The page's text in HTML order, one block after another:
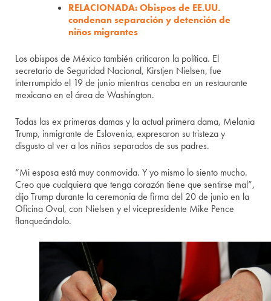
RELACIONADA: Obispos de EE.UU.
condenan separación y detención de
niños migrantes
Los obispos de México también criticaron la política. El
secretario de Seguridad Nacional, Kirstjen Nielsen, fue
interrumpido el 19 de junio mientras cenaba en un restaurante
mexicano en el área de Washington.
Todas las ex primeras damas y la actual primera dama, Melania
Trump, inmigrante de Eslovenia, expresaron su tristeza y
disgusto al ver a los niños separados de sus padres.
“Mi esposa está muy conmovida. Y yo mismo lo siento mucho.
Creo que cualquiera que tenga corazón tiene que sentirse mal”,
dijo Trump durante la ceremonia de firma del 20 de junio en la
Oficina Oval, con Nielsen y el vicepresidente Mike Pence
flanqueándolo.